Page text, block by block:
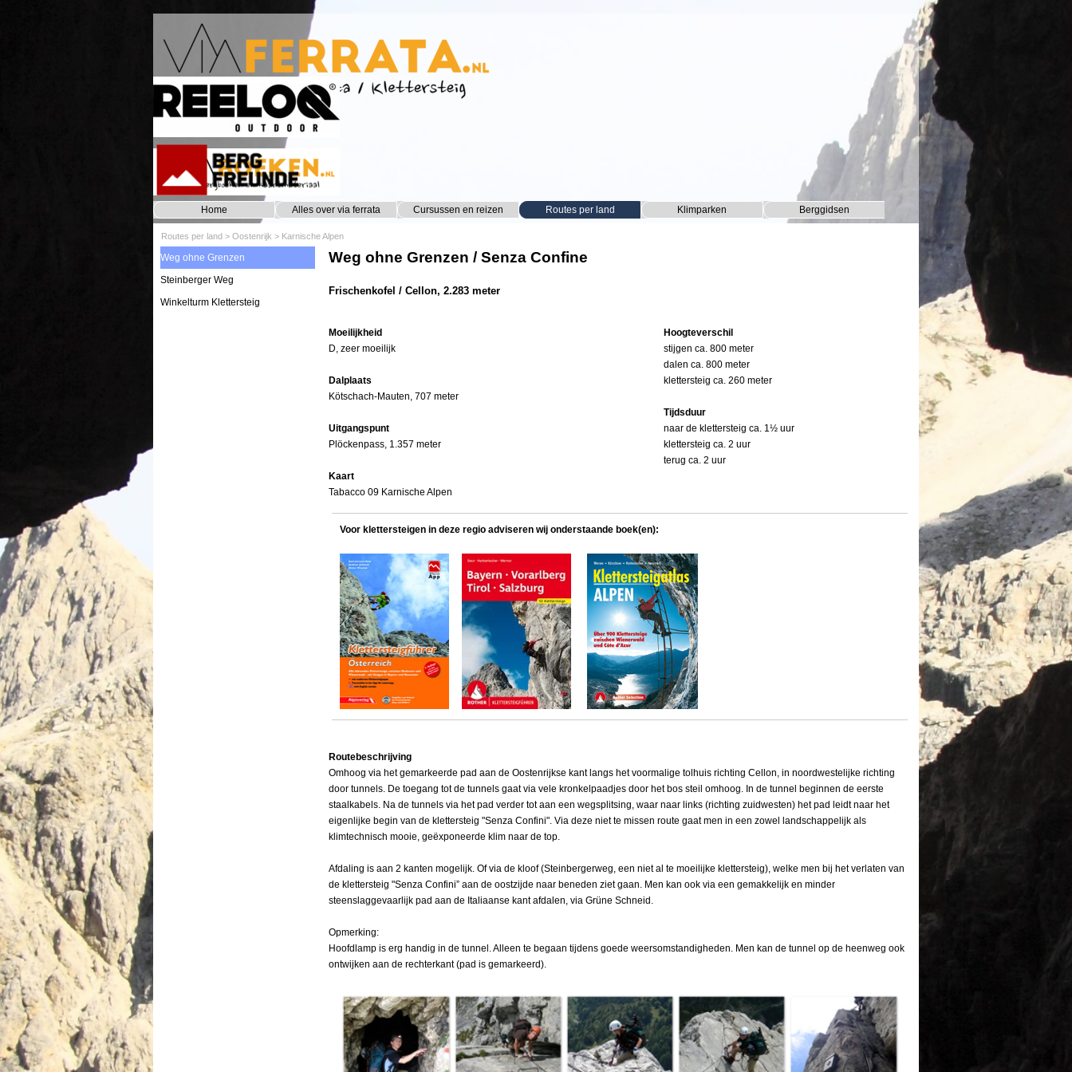
Menu overslaan
Home Alles over via ferrata ▼
Cursussen en reizen ▼
Routes per land ▼
Klimparken ▼
Berggidsen
Routes per land >Oostenrijk > Karnische Alpen
Weg ohne Grenzen
Steinberger Weg
Winkelturm Klettersteig
Weg ohne Grenzen / Senza Confine
Frischenkofel / Cellon, 2.283 meter
Moeilijkheid
D, zeer moeilijk
Dalplaats
Kötschach-Mauten, 707 meter
Uitgangspunt
Plöckenpass, 1.357 meter
Kaart
Tabacco 09 Karnische Alpen
Hoogteverschil
stijgen ca. 800 meter
dalen ca. 800 meter
klettersteig ca. 260 meter
Tijdsduur
naar de klettersteig ca. 1½ uur
klettersteig ca. 2 uur
terug ca. 2 uur
Voor klettersteigen in deze regio adviseren wij onderstaande boek(en):
Routebeschrijving
Omhoog via het gemarkeerde pad aan de Oostenrijkse kant langs het voormalige tolhuis richting Cellon, in noordwestelijke richting
door tunnels. De toegang tot de tunnels gaat via vele kronkelpaadjes door het bos steil omhoog. In de tunnel beginnen de eerste
staalkabels. Na de tunnels via het pad verder tot aan een wegsplitsing, waar naar links (richting zuidwesten) het pad leidt naar het
eigenlijke begin van de klettersteig "Senza Confini". Via deze niet te missen route gaat men in een zowel landschappelijk als
klimtechnisch mooie, geëxponeerde klim naar de top.
Afdaling is aan 2 kanten mogelijk. Of via de kloof (Steinbergerweg, een niet al te moeilijke klettersteig), welke men bij het verlaten van
de klettersteig "Senza Confini” aan de oostzijde naar beneden ziet gaan. Men kan ook via een gemakkelijk en minder
steenslaggevaarlijk pad aan de Italiaanse kant afdalen, via Grüne Schneid.
Opmerking:
Hoofdlamp is erg handig in de tunnel. Alleen te begaan tijdens goede weersomstandigheden. Men kan de tunnel op de heenweg ook
ontwijken aan de rechterkant (pad is gemarkeerd).